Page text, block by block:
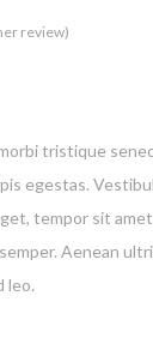
review)
tristique
egestas.
tempor sit
Aenean
leo.